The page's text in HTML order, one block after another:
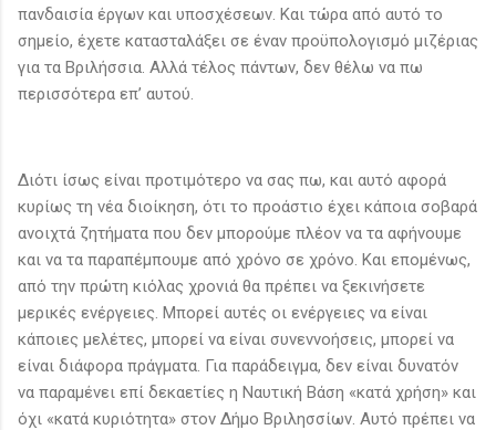
πανδαισία έργων και υποσχέσεων. Και τώρα από αυτό το
σημείο, έχετε κατασταλάξει σε έναν προϋπολογισμό μιζέριας
για τα Βριλήσσια. Αλλά τέλος πάντων, δεν θέλω να πω
περισσότερα επ’ αυτού.
Διότι ίσως είναι προτιμότερο να σας πω, και αυτό αφορά
κυρίως τη νέα διοίκηση, ότι το προάστιο έχει κάποια σοβαρά
ανοιχτά ζητήματα που δεν μπορούμε πλέον να τα αφήνουμε
και να τα παραπέμπουμε από χρόνο σε χρόνο. Και επομένως,
από την πρώτη κιόλας χρονιά θα πρέπει να ξεκινήσετε
μερικές ενέργειες. Μπορεί αυτές οι ενέργειες να είναι
κάποιες μελέτες, μπορεί να είναι συνεννοήσεις, μπορεί να
είναι διάφορα πράγματα. Για παράδειγμα, δεν είναι δυνατόν
να παραμένει επί δεκαετίες η Ναυτική Βάση «κατά χρήση» και
όχι «κατά κυριότητα» στον Δήμο Βριλησσίων. Αυτό πρέπει να